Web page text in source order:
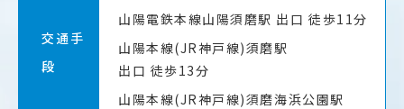
交通手
段
山陽電鉄本線山陽須磨駅 出口 徒歩11分
山陽本線(JR神戸線)須磨駅
出口 徒歩13分
山陽本線(JR神戸線)須磨海浜公園駅